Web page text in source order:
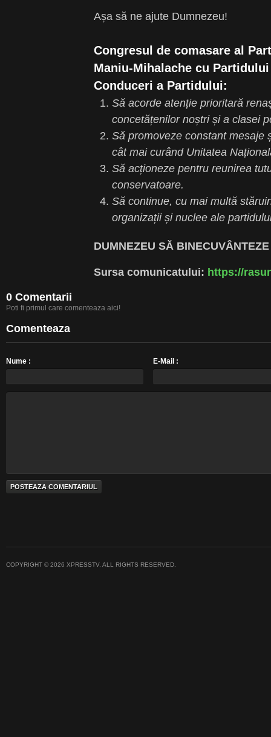
Așa să ne ajute Dumnezeu!
Congresul de comasare al
Maniu-Mihalache cu
Conduceri a Partidului:
Să acorde atenție prioritară
concetățenilor noștri și a clasei
Să promoveze constant mesaje
cât mai curând Unitatea
Să acționeze pentru reunirea
conservatoare.
Să continue, cu mai multă
organizații și nuclee ale
DUMNEZEU SĂ
Sursa comunicatului: https://
0 Comentarii
Poti fi primul care comenteaza aici!
Comenteaza
Nume : E-Mail :
COPYRIGHT © 2026 XPRESSTV. ALL RIGHTS RESERVED.